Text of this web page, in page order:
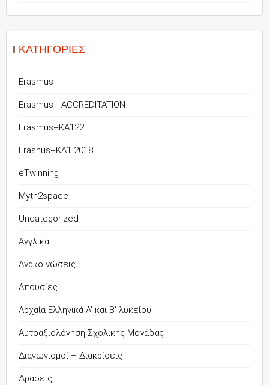
KΑΤΗΓΟΡΊΕΣ
Erasmus+
Erasmus+ ACCREDITATION
Erasmus+KA122
Erasnus+KA1 2018
eTwinning
Myth2space
Uncategorized
Αγγλικά
Ανακοινώσεις
Απουσίες
Αρχαία Ελληνικά Α' και Β' λυκείου
Αυτοαξιολόγηση Σχολικής Μονάδας
Διαγωνισμοί – Διακρίσεις
Δράσεις